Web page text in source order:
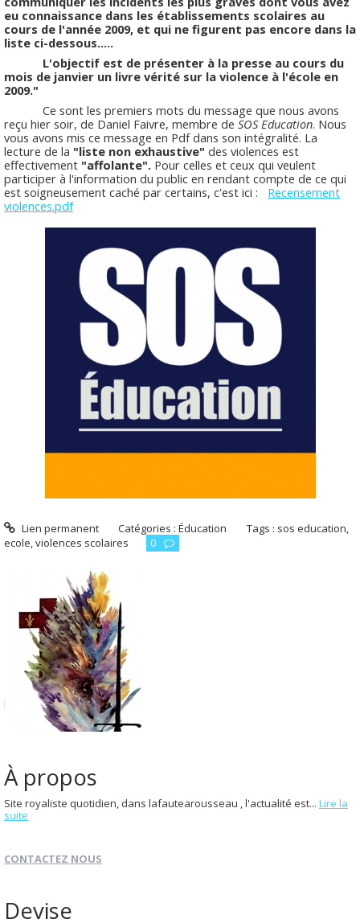
eu connaissance dans les établissements scolaires au
cours de l'année 2009, et qui ne figurent pas encore dans la
liste ci-dessous.....
L'objectif est de présenter à la presse au cours du
mois de janvier un livre vérité sur la violence à l'école en
2009."
Ce sont les premiers mots du message que nous avons
reçu hier soir, de Daniel Faivre, membre de SOS Education. Nous
vous avons mis ce message en Pdf dans son intégralité. La
lecture de la "liste non exhaustive" des violences est
effectivement "affolante". Pour celles et ceux qui veulent
participer à l'information du public en rendant compte de ce qui
est soigneusement caché par certains, c'est ici : Recensement
violences.pdf
Lien permanent Catégories :Éducation Tags : sos education,
ecole,violences scolaires 0
À propos
Site royaliste quotidien, dans lafautearousseau , l'actualité est... Lire la
suite
CONTACTEZ NOUS
Devise